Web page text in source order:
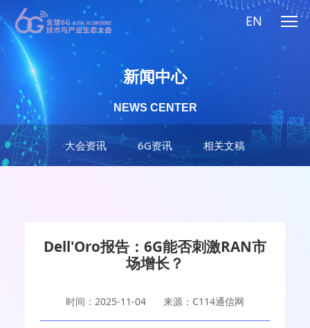
EN
大会资讯 6G资讯 相关文稿
新闻中心
NEWS CENTER
Dell'Oro报告：6G能否刺激RAN市
场增长？
时间：2025-11-04 来源：C114通信网